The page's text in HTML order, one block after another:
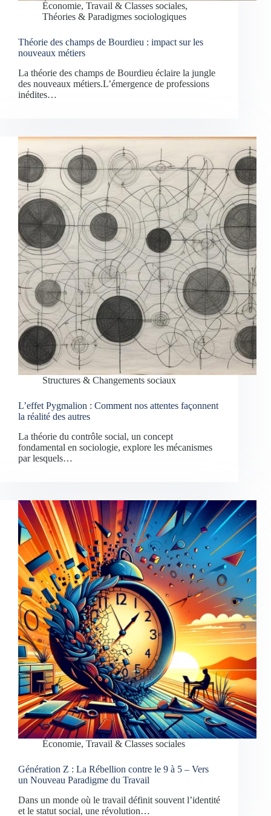
Économie, Travail & Classes sociales,
Théories & Paradigmes sociologiques
Théorie des champs de Bourdieu : impact sur les
nouveaux métiers
La théorie des champs de Bourdieu éclaire la jungle
des nouveaux métiers.L’émergence de professions
inédites…
Structures & Changements sociaux
L’effet Pygmalion : Comment nos attentes façonnent
la réalité des autres
La théorie du contrôle social, un concept
fondamental en sociologie, explore les mécanismes
par lesquels…
Économie, Travail & Classes sociales
Génération Z : La Rébellion contre le 9 à 5 – Vers
un Nouveau Paradigme du Travail
Dans un monde où le travail définit souvent l’identité
et le statut social, une révolution…